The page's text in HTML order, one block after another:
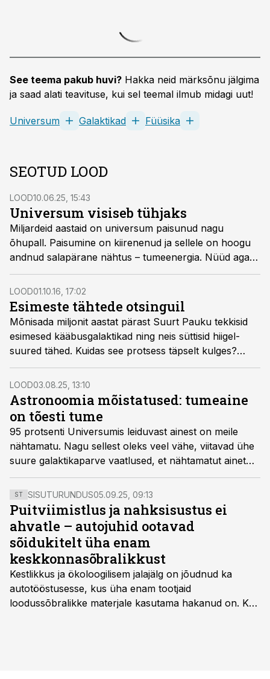
See teema pakub huvi? Hakka neid märksõnu jälgima
ja saad alati teavituse, kui sel teemal ilmub midagi uut!
Universum Galaktikad Füüsika
SEOTUD LOOD
LOOD10.06.25, 15:43
Universum visiseb tühjaks
Miljardeid aastaid on universum paisunud nagu
õhupall. Paisumine on kiirenenud ja sellele on hoogu
andnud salapärane nähtus – tumeenergia. Nüüd aga
näitavad tipptasemel kosmoloogilised uuringud, et tolle
müstilise nähtuse ramm hakkab raugema. See
tähendab, et universumit võib ees oodata hoopis
teistsugune tulevik.
LOOD01.10.16, 17:02
Esimeste tähtede otsinguil
Mõnisada miljonit aastat pärast Suurt Pauku tekkisid
esimesed kääbusgalaktikad ning neis süttisid hiigel­
suured tähed. Kuidas see protsess täpselt kulges?
Astronoomid on siiani pidanud piirduma kõigest
teooriaga, ent hiljuti avastatud kauge galaktika annab
võimaluse kiigata Universumi lapsepõlve.
LOOD03.08.25, 13:10
Astronoomia mõistatused: tumeaine
on tõesti tume
95 protsenti Universumis leiduvast ainest on meile
nähtamatu. Nagu sellest oleks veel vähe, viitavad ühe
suure galaktikaparve vaatlused, et nähtamatut ainet
juhivad täiesti tundmatud füüsika­reeglid. Tumeaine
osas oleme veel üsna tumedad.
ST SISUTURUNDUS05.09.25, 09:13
Puitviimistlus ja nahksisustus ei
ahvatle – autojuhid ootavad
sõidukitelt üha enam
keskkonnasõbralikkust
Kestlikkus ja ökoloogilisem jalajälg on jõudnud ka
autotööstusesse, kus üha enam tootjaid
loodussõbralikke materjale kasutama hakanud on. Kui